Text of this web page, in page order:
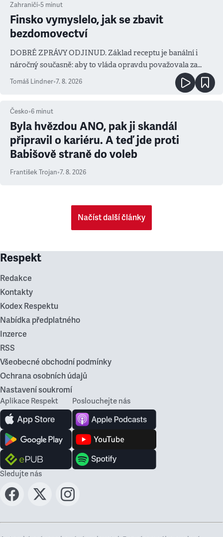
Zahraničí•5 minut
Finsko vymyslelo, jak se zbavit
bezdomovectví
DOBRÉ ZPRÁVY ODJINUD. Základ receptu je banální i
náročný současně: aby to vláda opravdu považovala za
prioritu
Tomáš Lindner•7. 8. 2026
Česko•6 minut
Byla hvězdou ANO, pak ji skandál
připravil o kariéru. A teď jde proti
Babišově straně do voleb
František Trojan•7. 8. 2026
Načíst další články
Respekt
Redakce
Kontakty
Kodex Respektu
Nabídka předplatného
Inzerce
RSS
Všeobecné obchodní podmínky
Ochrana osobních údajů
Nastavení soukromí
Aplikace Respekt Poslouchejte nás
Sledujte nás